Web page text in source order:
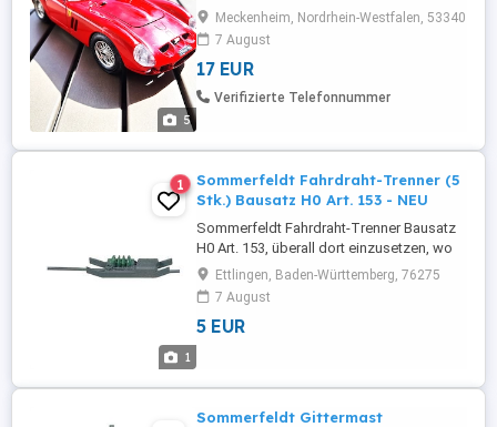
5
Meckenheim, Nordrhein-Westfalen, 53340
7 August
17 EUR
Verifizierte Telefonnummer
1
1
Sommerfeldt Fahrdraht-Trenner (5
Stk.) Bausatz H0 Art. 153 - NEU
Sommerfeldt Fahrdraht-Trenner Bausatz
H0 Art. 153, überall dort einzusetzen, wo
sie auf stromführende Funktion Wert
legen, robust ausgeführt, einfach zu
montieren (Preis ist für Beutel mit 5 Stk.) .
Alle angebotenen Artikel sind NEUWARE
Ettlingen, Baden-Württemberg, 76275
7 August
5 EUR
Sommerfeldt Gittermast